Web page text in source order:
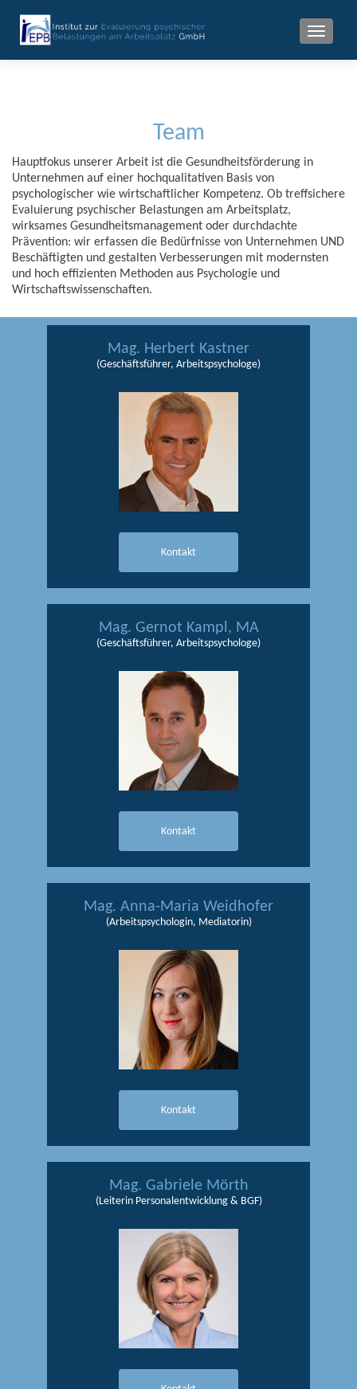
MENU
Team
Hauptfokus unserer Arbeit ist die Gesundheitsförderung in
Unternehmen auf einer hochqualitativen Basis von
psychologischer wie wirtschaftlicher Kompetenz. Ob treffsichere
Evaluierung psychischer Belastungen am Arbeitsplatz,
wirksames Gesundheitsmanagement oder durchdachte
Prävention: wir erfassen die Bedürfnisse von Unternehmen UND
Beschäftigten und gestalten Verbesserungen mit modernsten
und hoch effizienten Methoden aus Psychologie und
Wirtschafts­wissenschaften.
Mag. Herbert Kastner
(Geschäftsführer, Arbeitspsychologe)
Kontakt
Mag. Gernot Kampl, MA
(Geschäftsführer, Arbeitspsychologe)
Kontakt
Mag. Anna-Maria Weidhofer
(Arbeitspsychologin, Mediatorin)
Kontakt
Mag. Gabriele Mörth
(Leiterin Personalentwicklung & BGF)